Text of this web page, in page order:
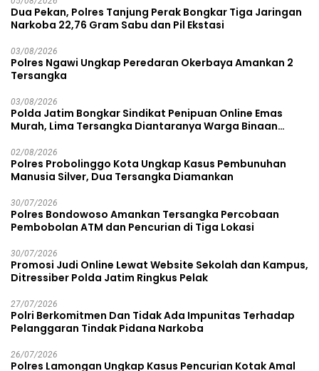
Dua Pekan, Polres Tanjung Perak Bongkar Tiga Jaringan
Narkoba 22,76 Gram Sabu dan Pil Ekstasi
03/08/2026
Polres Ngawi Ungkap Peredaran Okerbaya Amankan 2
Tersangka
03/08/2026
Polda Jatim Bongkar Sindikat Penipuan Online Emas
Murah, Lima Tersangka Diantaranya Warga Binaan
02/08/2026
Polres Probolinggo Kota Ungkap Kasus Pembunuhan
Manusia Silver, Dua Tersangka Diamankan
30/07/2026
Polres Bondowoso Amankan Tersangka Percobaan
Pembobolan ATM dan Pencurian di Tiga Lokasi
30/07/2026
Promosi Judi Online Lewat Website Sekolah dan Kampus,
Ditressiber Polda Jatim Ringkus Pelak
27/07/2026
Polri Berkomitmen Dan Tidak Ada Impunitas Terhadap
Pelanggaran Tindak Pidana Narkoba
26/07/2026
Polres Lamongan Ungkap Kasus Pencurian Kotak Amal